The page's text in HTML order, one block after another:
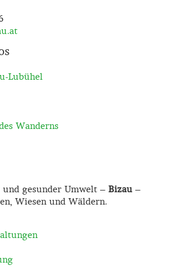
Lubühel
Wanderns
gesunder Umwelt – Bizau –
Wiesen und Wäldern.